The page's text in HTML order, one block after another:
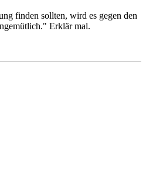
finden sollten, wird es gegen den
Erklär mal.